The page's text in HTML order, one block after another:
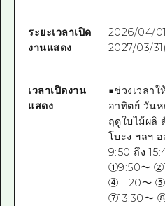
ระยะเวลาเปิด
งานแสดง
2026/04/
2027/03/
เวลาเปิดงาน
แสดง
■ช่วงเวลา
อาทิตย์ วัน
ฤดูใบไม้ผลิ
โบะง ฯลฯ
9:50 ถึง
①9:50～
④11:20～
⑦13:30～